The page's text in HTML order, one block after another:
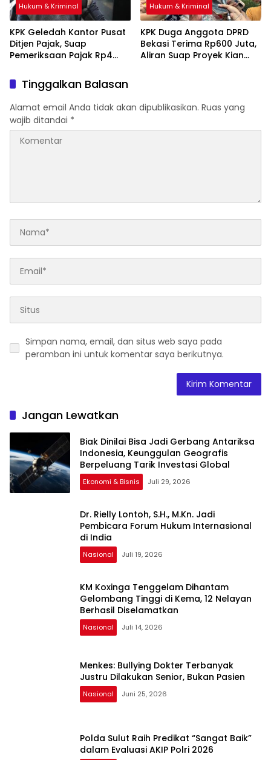
Hukum & Kriminal
KPK Geledah Kantor Pusat
Ditjen Pajak, Suap
Pemeriksaan Pajak Rp4
Hukum & Kriminal
KPK Duga Anggota DPRD
Bekasi Terima Rp600 Juta,
Aliran Suap Proyek Kian
Tinggalkan Balasan
Alamat email Anda tidak akan dipublikasikan. Ruas yang
wajib ditandai *
Simpan nama, email, dan situs web saya pada
peramban ini untuk komentar saya berikutnya.
Jangan Lewatkan
Biak Dinilai Bisa Jadi Gerbang Antariksa
Indonesia, Keunggulan Geografis
Berpeluang Tarik Investasi Global
Ekonomi & Bisnis Juli 29, 2026
Dr. Rielly Lontoh, S.H., M.Kn. Jadi
Pembicara Forum Hukum Internasional
di India
Nasional Juli 19, 2026
KM Koxinga Tenggelam Dihantam
Gelombang Tinggi di Kema, 12 Nelayan
Berhasil Diselamatkan
Nasional Juli 14, 2026
Menkes: Bullying Dokter Terbanyak
Justru Dilakukan Senior, Bukan Pasien
Nasional Juni 25, 2026
Polda Sulut Raih Predikat “Sangat Baik”
dalam Evaluasi AKIP Polri 2026